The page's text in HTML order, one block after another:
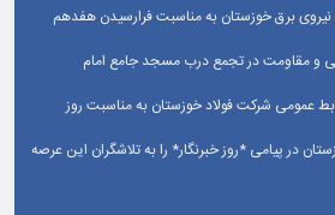
نیروی برق خوزستان به مناسبت فرارسیدن هفدهم
و مقاومت در تجمع درب مسجد جامع امام
عمومی شرکت فولاد خوزستان به مناسبت روز
در پیامی *روز خبرنگار* را به تلاشگران این عرصه